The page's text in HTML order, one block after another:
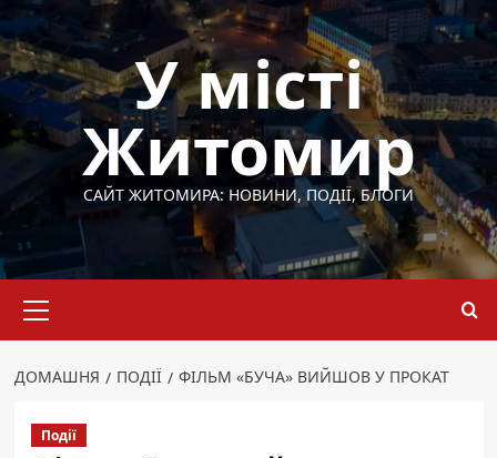
Перейти
до
вмісту
У місті
Житомир
САЙТ ЖИТОМИРА: НОВИНИ, ПОДІЇ, БЛОГИ
меню
ДОМАШНЯ ПОДІЇ ФІЛЬМ «БУЧА» ВИЙШОВ У ПРОКАТ
Події